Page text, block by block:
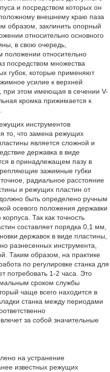
и посредством которых он
внешнему краю паза
образом, заклинить опорный
относительно основного
в свою очередь,
положении относительно
посредством множества
губок, которые применяют
усилие к верхней
при этом имеющая в сечении V-
кромка прижимается к
инструментов
то, что замена режущих
является сложной и
державка в виде
в принадлежащем пазу в
зажимные губки
радиальное расстояние
и режущих пластин от
быть определено ручным
осевого положения державки
Так как точность
составляет порядка 0,1 мм,
державок в виде пластины,
разнесенных инструмента,
Таким образом, на практике
по регулировке станка для
потребовать 1-2 часа. Это
сроком службы
чаще всего находится в
станка между периодами
за собой значительные
на устранение
известных режущих